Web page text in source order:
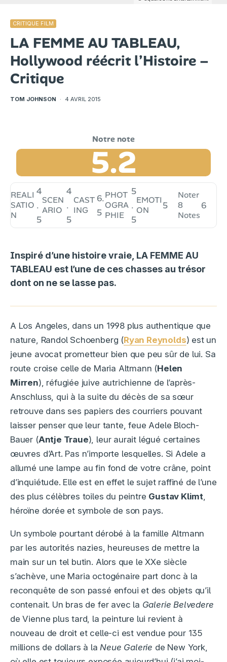
CRITIQUE FILM
LA FEMME AU TABLEAU,
Hollywood réécrit l’Histoire –
Critique
TOM JOHNSON · 4 AVRIL 2015
REALI
SATIO
N
4
.
5
SCEN
ARIO
4
.
5
CAST
ING
6.
5
PHOT
OGRA
PHIE
5
.
5
EMOTI
ON
5
Noter
8
Notes
6
5.2
Inspiré d’une histoire vraie, LA FEMME AU
TABLEAU est l’une de ces chasses au trésor
dont on ne se lasse pas.
A Los Angeles, dans un 1998 plus authentique que
nature, Randol Schoenberg (Ryan Reynolds) est un
jeune avocat prometteur bien que peu sûr de lui. Sa
route croise celle de Maria Altmann (Helen
Mirren), réfugiée juive autrichienne de l’après-
Anschluss, qui à la suite du décès de sa sœur
retrouve dans ses papiers des courriers pouvant
laisser penser que leur tante, feue Adele Bloch-
Bauer (Antje Traue), leur aurait légué certaines
œuvres d’Art. Pas n’importe lesquelles. Si Adele a
allumé une lampe au fin fond de votre crâne, point
d’inquiétude. Elle est en effet le sujet raffiné de l’une
des plus célèbres toiles du peintre Gustav Klimt,
héroïne dorée et symbole de son pays.
Un symbole pourtant dérobé à la famille Altmann
par les autorités nazies, heureuses de mettre la
main sur un tel butin. Alors que le XXe siècle
s’achève, une Maria octogénaire part donc à la
reconquête de son passé enfoui et des objets qu’il
contenait. Un bras de fer avec la Galerie Belvedere
de Vienne plus tard, la peinture lui revient à
nouveau de droit et celle-ci est vendue pour 135
millions de dollars à laNeue Galerie de New York,